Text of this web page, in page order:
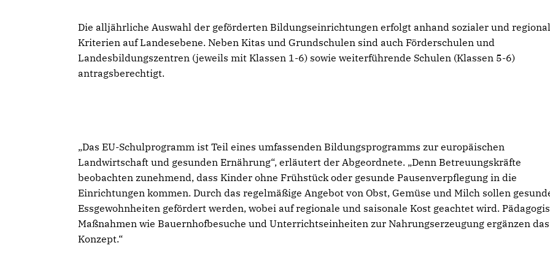
Die alljährliche Auswahl der geförderten Bildungseinrichtungen erfolgt anhand sozialer und
Kriterien auf Landesebene. Neben Kitas und Grundschulen sind auch Förderschulen und
Landesbildungszentren (jeweils mit Klassen 1-6) sowie weiterführende Schulen (Klassen 5-6)
antragsberechtigt.
Das EU-Schulprogramm ist Teil eines umfassenden Bildungsprogramms zur europäischen
Landwirtschaft und gesunden Ernährung“, erläutert der Abgeordnete. „Denn Betreuungskräfte
beobachten zunehmend, dass Kinder ohne Frühstück oder gesunde Pausenverpflegung in die
Einrichtungen kommen. Durch das regelmäßige Angebot von Obst, Gemüse und Milch sollen
Essgewohnheiten gefördert werden, wobei auf regionale und saisonale Kost geachtet wird.
Maßnahmen wie Bauernhofbesuche und Unterrichtseinheiten zur Nahrungserzeugung ergänzen das
Konzept.“